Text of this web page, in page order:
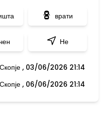
врати
Не
, 03/06/2026 21:14
, 06/06/2026 21:14